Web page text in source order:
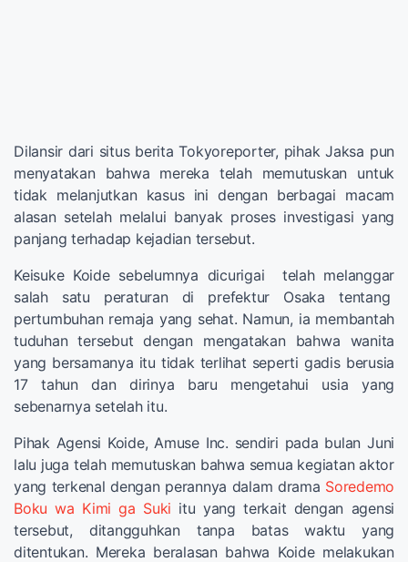
Dilansir dari situs berita Tokyoreporter, pihak Jaksa pun
menyatakan bahwa mereka telah memutuskan untuk
tidak melanjutkan kasus ini dengan berbagai macam
alasan setelah melalui banyak proses investigasi yang
panjang terhadap kejadian tersebut.
Keisuke Koide sebelumnya dicurigai telah melanggar
salah satu peraturan di prefektur Osaka tentang
pertumbuhan remaja yang sehat. Namun, ia membantah
tuduhan tersebut dengan mengatakan bahwa wanita
yang bersamanya itu tidak terlihat seperti gadis berusia
17 tahun dan dirinya baru mengetahui usia yang
sebenarnya setelah itu.
Pihak Agensi Koide, Amuse Inc. sendiri pada bulan Juni
lalu juga telah memutuskan bahwa semua kegiatan aktor
yang terkenal dengan perannya dalam drama Soredemo
Boku wa Kimi ga Suki itu yang terkait dengan agensi
tersebut, ditangguhkan tanpa batas waktu yang
ditentukan. Mereka beralasan bahwa Koide melakukan